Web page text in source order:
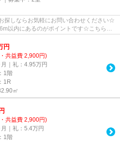
探しならお気軽にお問い合わせください☆
以内にあるのがポイントです☆こちらの
円
共益費 2,900円)
｜礼：4.95万円
1階
1R
㎡
円
共益費 2,900円)
｜礼：5.4万円
1階